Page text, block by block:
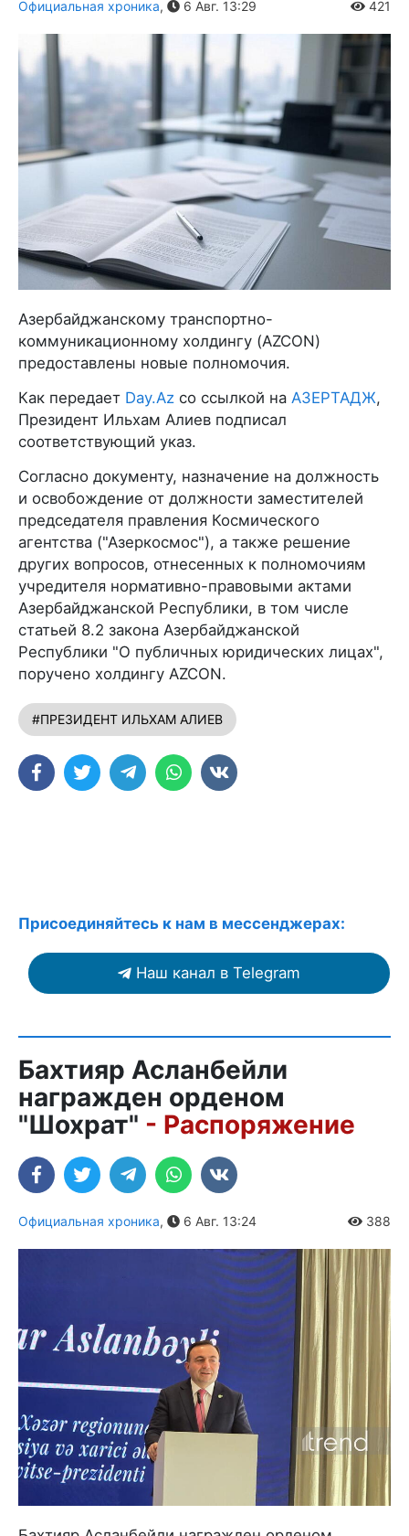
Официальная хроника, 6 Авг. 13:29 421
Азербайджанскому транспортно-
коммуникационному холдингу (AZCON)
предоставлены новые полномочия.
Как передает Day.Az со ссылкой на АЗЕРТАДЖ,
Президент Ильхам Алиев подписал
соответствующий указ.
Согласно документу, назначение на должность
и освобождение от должности заместителей
председателя правления Космического
агентства ("Азеркосмос"), а также решение
других вопросов, отнесенных к полномочиям
учредителя нормативно-правовыми актами
Азербайджанской Республики, в том числе
статьей 8.2 закона Азербайджанской
Республики "О публичных юридических лицах",
поручено холдингу AZCON.
#ПРЕЗИДЕНТ ИЛЬХАМ АЛИЕВ
Присоединяйтесь к нам в мессенджерах:
Наш канал в Telegram
Бахтияр Асланбейли
награжден орденом
"Шохрат" - Распоряжение
Официальная хроника, 6 Авг. 13:24 388